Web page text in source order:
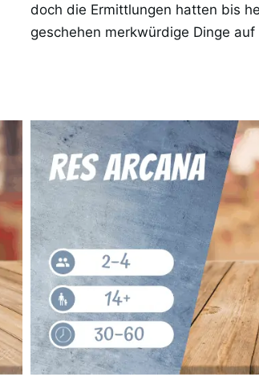
doch die Ermittlungen hatten bis
geschehen merkwürdige Dinge